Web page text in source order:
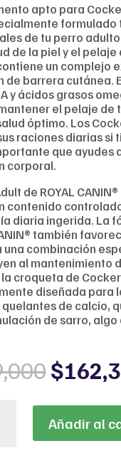
apto para
formulado
de tu perro
de la piel y el pelaje
un complejo
de barrera cutánea.
y ácidos grasos
el pelaje de
óptimo. Los
raciones diarias si
que ayudes
corporal.
de ROYAL
contenido
diaria ingerida. La
también
una combinación
al mantenimiento
croqueta de Cocker
diseñada para
de calcio,
de sarro,
price
was:
$
Añadir al